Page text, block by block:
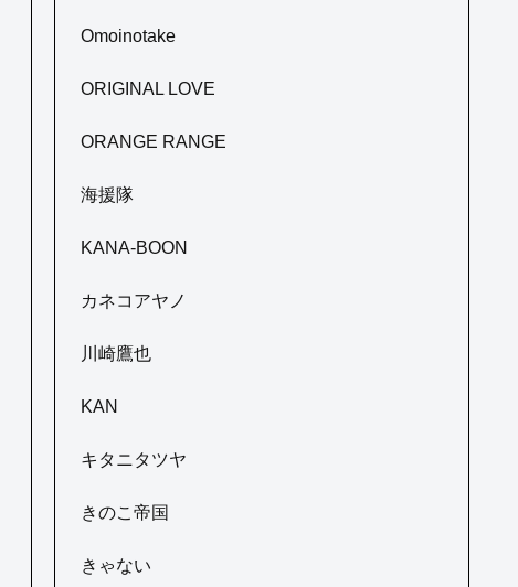
Omoinotake
ORIGINAL LOVE
ORANGE RANGE
海援隊
KANA-BOON
カネコアヤノ
川崎鷹也
KAN
キタニタツヤ
きのこ帝国
きゃない